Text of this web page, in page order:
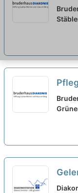
-
-
in